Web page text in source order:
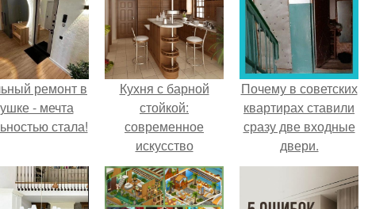
ремонт в
- мечта
стала!
Кухня с барной
стойкой:
современное
искусство
зонирования.
Почему в советских
квартирах ставили
сразу две входные
двери.